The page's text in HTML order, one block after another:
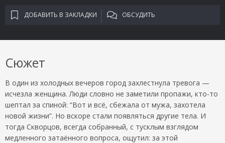
ДОБАВИТЬ В ЗАКЛАДКИ ОБСУДИТЬ
Сюжет
В один из холодных вечеров город захлестнула тревога —
исчезла женщина. Люди словно не заметили пропажи, кто-то
шептал за спиной: “Вот и всё, сбежала от мужа, захотела
новой жизни”. Но вскоре стали появляться другие тела. И
тогда Скворцов, всегда собранный, с тусклым взглядом
медленного затаённого вопроса, ощутил: за этой